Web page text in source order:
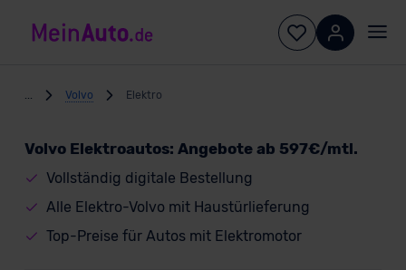
Volvo Elektro
Volvo Elektroautos: Angebote ab 597€/mtl.
Vollständig digitale Bestellung
Alle Elektro-Volvo mit Haustürlieferung
Top-Preise für Autos mit Elektromotor